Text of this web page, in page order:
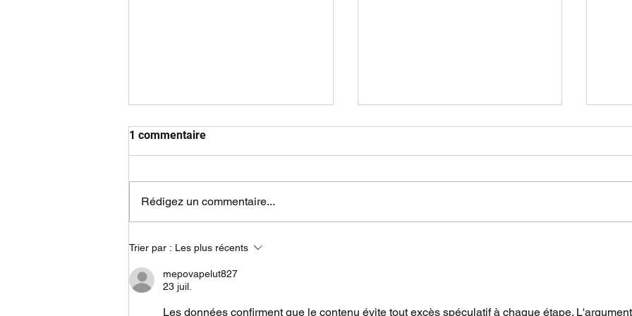
Avraham: représentant de la
bonté.
1 commentaire
Rédigez un commentaire...
Trier par : Les plus récents
mepovapelut827
23 juil.
Les données confirment que le contenu évite tout excès spéculatif à chaque étape.